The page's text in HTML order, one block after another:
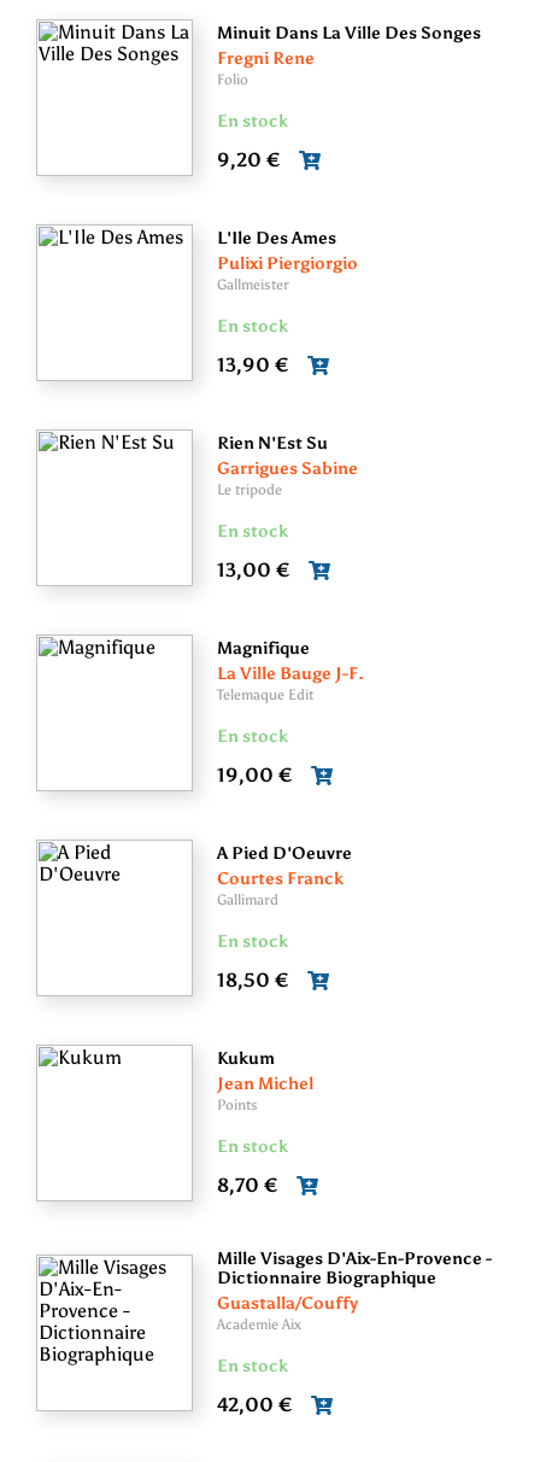
Minuit Dans La Ville Des Songes
Fregni Rene
Folio
En stock
9,20 €
L'Ile Des Ames
Pulixi Piergiorgio
Gallmeister
En stock
13,90 €
Rien N'Est Su
Garrigues Sabine
Le tripode
En stock
13,00 €
Magnifique
La Ville Bauge J-F.
Telemaque Edit
En stock
19,00 €
A Pied D'Oeuvre
Courtes Franck
Gallimard
En stock
18,50 €
Kukum
Jean Michel
Points
En stock
8,70 €
Mille Visages D'Aix-En-Provence -
Dictionnaire Biographique
Guastalla/Couffy
Academie Aix
En stock
42,00 €